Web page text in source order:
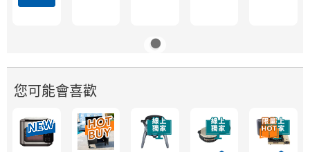
您可能會喜歡